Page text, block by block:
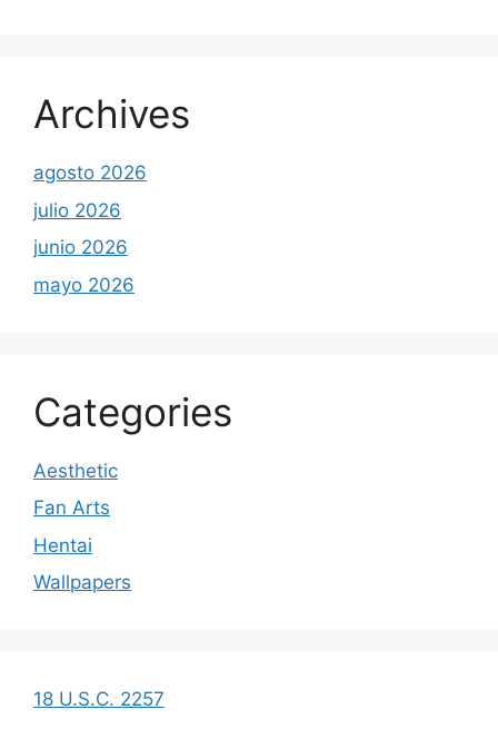
Archives
agosto 2026
julio 2026
junio 2026
mayo 2026
Categories
Aesthetic
Fan Arts
Hentai
Wallpapers
18 U.S.C. 2257